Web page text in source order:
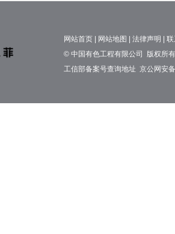
网站首页 网站地图 法律声明
© 中国有色工程有限公司 版权所
工信部备案号查询地址 京公网安